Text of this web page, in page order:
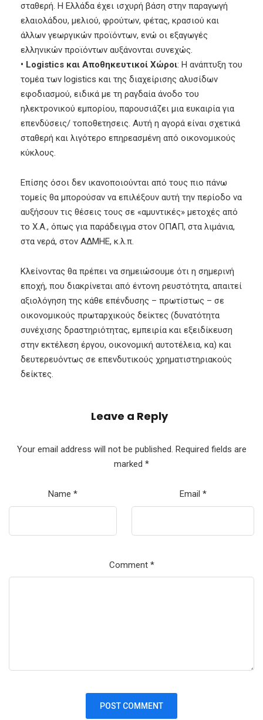
σταθερή. Η Ελλάδα έχει ισχυρή βάση στην παραγωγή
ελαιολάδου, μελιού, φρούτων, φέτας, κρασιού και
άλλων γεωργικών προϊόντων, ενώ οι εξαγωγές
ελληνικών προϊόντων αυξάνονται συνεχώς.
• Logistics και Αποθηκευτικοί Χώροι: Η ανάπτυξη του
τομέα των logistics και της διαχείρισης αλυσίδων
εφοδιασμού, ειδικά με τη ραγδαία άνοδο του
ηλεκτρονικού εμπορίου, παρουσιάζει μια ευκαιρία για
επενδύσεις/ τοποθετησεις. Αυτή η αγορά είναι σχετικά
σταθερή και λιγότερο επηρεασμένη από οικονομικούς
κύκλους.
Επίσης όσοι δεν ικανοποιούνται από τους πιο πάνω
τομείς θα μπορούσαν να επιλέξουν αυτή την περίοδο να
αυξήσουν τις θέσεις τους σε «αμυντικές» μετοχές από
το Χ.Α., όπως για παράδειγμα στον ΟΠΑΠ, στα λιμάνια,
στα νερά, στον ΑΔΜΗΕ, κ.λ.π.
Κλείνοντας θα πρέπει να σημειώσουμε ότι η σημερινή
εποχή, που διακρίνεται από έντονη ρευστότητα, απαιτεί
αξιολόγηση της κάθε επένδυσης – πρωτίστως – σε
οικονομικούς πρωταρχικούς δείκτες (δυνατότητα
συνέχισης δραστηριότητας, εμπειρία και εξειδίκευση
στην εκτέλεση έργου, οικονομική αυτοτέλεια, κα) και
δευτερευόντως σε επενδυτικούς χρηματιστηριακούς
δείκτες.
Leave a Reply
Your email address will not be published. Required fields are
marked *
Name * Email *
Comment *